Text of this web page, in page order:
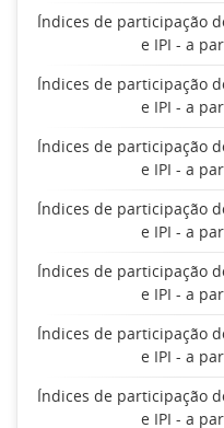
Índices de participação
e IPI - a
Índices de participação
e IPI - a
Índices de participação
e IPI - a
Índices de participação
e IPI - a
Índices de participação
e IPI - a
Índices de participação
e IPI - a
Índices de participação
e IPI - a